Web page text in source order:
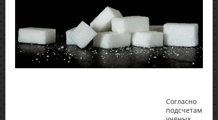
Согласно
подсчетам